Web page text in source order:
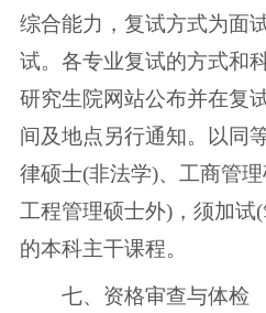
综合能力，复试方式为面
试。各专业复试的方式和
研究生院网站公布并在复
间及地点另行通知。以同
律硕士(非法学)、工商管理
工程管理硕士外)，须加试
的本科主干课程。
七、资格审查与体检